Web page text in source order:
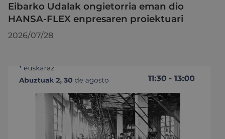
Eibarko Udalak ongietorria eman dio
HANSA-FLEX enpresaren proiektuari
2026/07/28